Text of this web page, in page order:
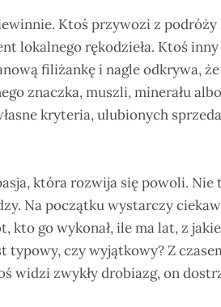
Ktoś przywozi z podróży
lokalnego rękodzieła. Ktoś
filiżankę i nagle odkrywa,
znaczka, muszli, minerału
kryteria, ulubionych
która rozwija się powoli. Nie
Na początku wystarczy
go wykonał, ile ma lat, z
typowy, czy wyjątkowy? Z
widzi zwykły drobiazg, on